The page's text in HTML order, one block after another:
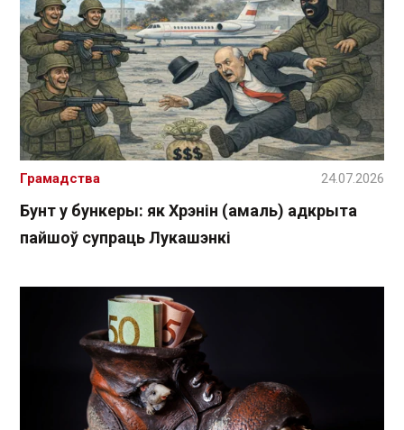
Бунт у бункеры: як Хрэнін (амаль) адкрыта
пайшоў супраць Лукашэнкі
Грамадства 24.07.2026